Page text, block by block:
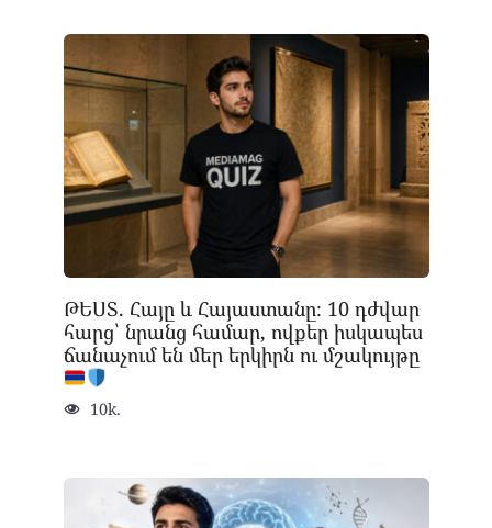
ԹԵՍՏ. Հայը և Հայաստանը։ 10 դժվար
հարց՝ նրանց համար, ովքեր իսկապես
ճանաչում են մեր երկիրն ու մշակույթը
10k.